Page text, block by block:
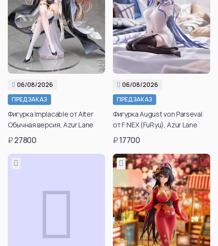
06/08/2026
ПРЕДЗАКАЗ
Фигурка Implacable от Alter
Обычная версия, Azur Lane
₽27800
06/08/2026
ПРЕДЗАКАЗ
Фигурка August von Parseval
от F:NEX (FuRyu), Azur Lane
₽17700